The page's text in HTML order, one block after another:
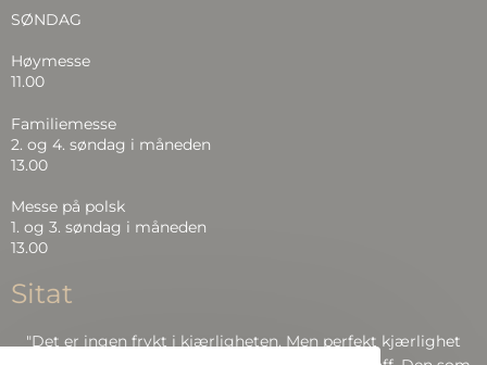
SØNDAG
Høymesse
11.00
Familiemesse
2. og 4. søndag i måneden
13.00
Messe på polsk
1. og 3. søndag i måneden
13.00
Sitat
"Det er ingen frykt i kjærligheten. Men perfekt kjærlighet